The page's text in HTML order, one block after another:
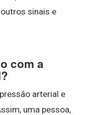
sinais e
com a
arterial e
uma pessoa,